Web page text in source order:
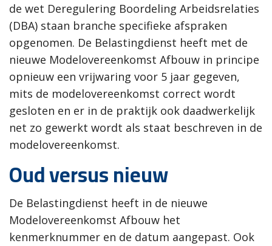
de wet Deregulering Boordeling Arbeidsrelaties
(DBA) staan branche specifieke afspraken
opgenomen. De Belastingdienst heeft met de
nieuwe Modelovereenkomst Afbouw in principe
opnieuw een vrijwaring voor 5 jaar gegeven,
mits de modelovereenkomst correct wordt
gesloten en er in de praktijk ook daadwerkelijk
net zo gewerkt wordt als staat beschreven in de
modelovereenkomst.
Oud versus nieuw
De Belastingdienst heeft in de nieuwe
Modelovereenkomst Afbouw het
kenmerknummer en de datum aangepast. Ook